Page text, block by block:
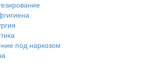
под наркозом